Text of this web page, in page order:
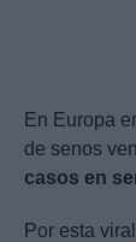
En Europa
de senos
casos en
Por esta